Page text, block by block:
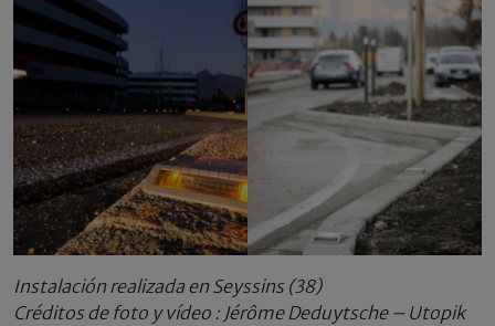
Instalación realizada en Seyssins (38)
Créditos de foto y vídeo : Jérôme Deduytsche – Utopik